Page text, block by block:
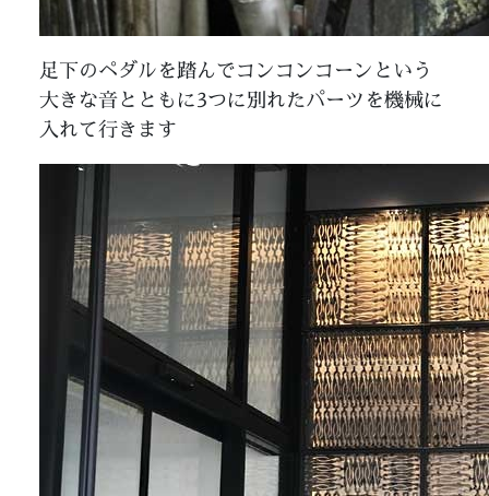
足下のペダルを踏んでコンコンコーンという
大きな音とともに3つに別れたパーツを機械に
入れて行きます